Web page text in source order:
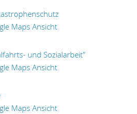
Maps Ansicht
und Sozialarbeit"
Maps Ansicht
Maps Ansicht